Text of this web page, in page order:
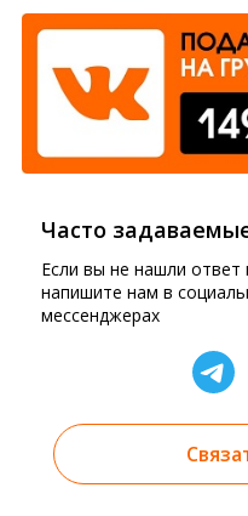
Часто
Если вы не нашли ответ
напишите нам в
мессенджерах